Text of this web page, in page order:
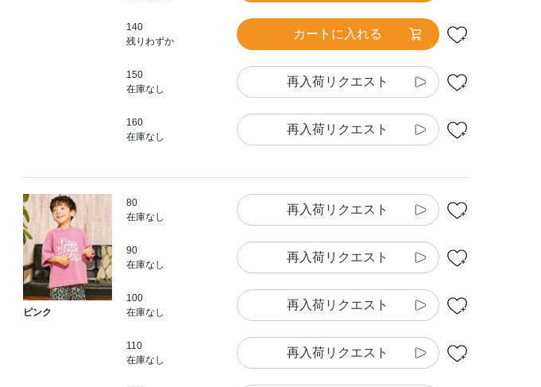
140
残りわずか
カートに入れる
150
在庫なし
再入荷リクエスト
160
在庫なし
再入荷リクエスト
ピンク
80
在庫なし
再入荷リクエスト
90
在庫なし
再入荷リクエスト
100
在庫なし
再入荷リクエスト
110
在庫なし
再入荷リクエスト